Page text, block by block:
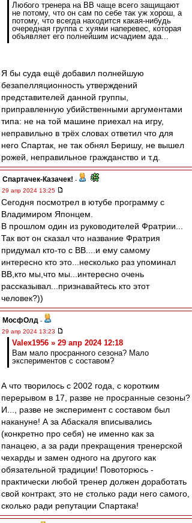
Любого тренера на ВВ чаще всего защищают
не потому, что он сам по себе так уж хорош, а
потому, что всегда находится какая-нибудь
очередная группа с хуями наперевес, которая
объявляет его полнейшим исчадием ада...
Я бы суда ещё добавил полнейшую
безапелляционность утверждений
представителей данной группы,
приправленную убийственными аргументами
типа: не на той машине приехал на игру,
неправильно в трёх словах ответил что для
него Спартак, не так обнял Беришу, не вышел
рожей, неправильное гражданство и т.д.
Спартачек-Казачек! -
29 апр 2024 13:25
Сегодня посмотрел в ютубе программу с
Владимиром Японцем.
В прошлом один из руководителей Фратрии...
Так вот он сказал что название Фратрия
придумал кто-то с ВВ....и ему самому
интересно кто это...несколько раз упоминал
ВВ,кто мы,что мы...интересно очень
рассказывал...признавайтесь кто этот
человек?))
МосфОлд -
29 апр 2024 13:23
Valex1956 » 29 апр 2024 12:18
Вам мало просранного сезона? Мало
экспериментов с составом?
А что творилось с 2002 года, с коротким
перерывом в 17, разве не просранные сезоны?
И..., разве не эксперимент с составом был
накануне! А за Абаскаля вписывались
(конкретно про себя) не именно как за
панацею, а за ради прекращения тренерской
чехарды и замен одного на другого как
обязательной традиции! Повоторюсь -
практически любой тренер должен доработать
свой контракт, это не столько ради него самого,
сколько ради репутации Спартака!